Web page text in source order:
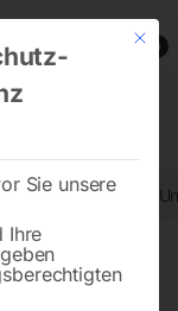
0
Dichtungsring zu
Mit
Sie unsere
Ihre